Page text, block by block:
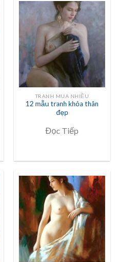
TRANH MUA NHIỀU
12 mẫu tranh khỏa thân
đẹp
Đọc Tiếp